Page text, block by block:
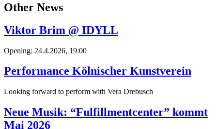
Other News
Viktor Brim @ IDYLL
Opening: 24.4.2026, 19:00
Performance Kölnischer Kunstverein
Looking forward to perform with Vera Drebusch
Neue Musik: “Fulfillmentcenter” kommt
Mai 2026